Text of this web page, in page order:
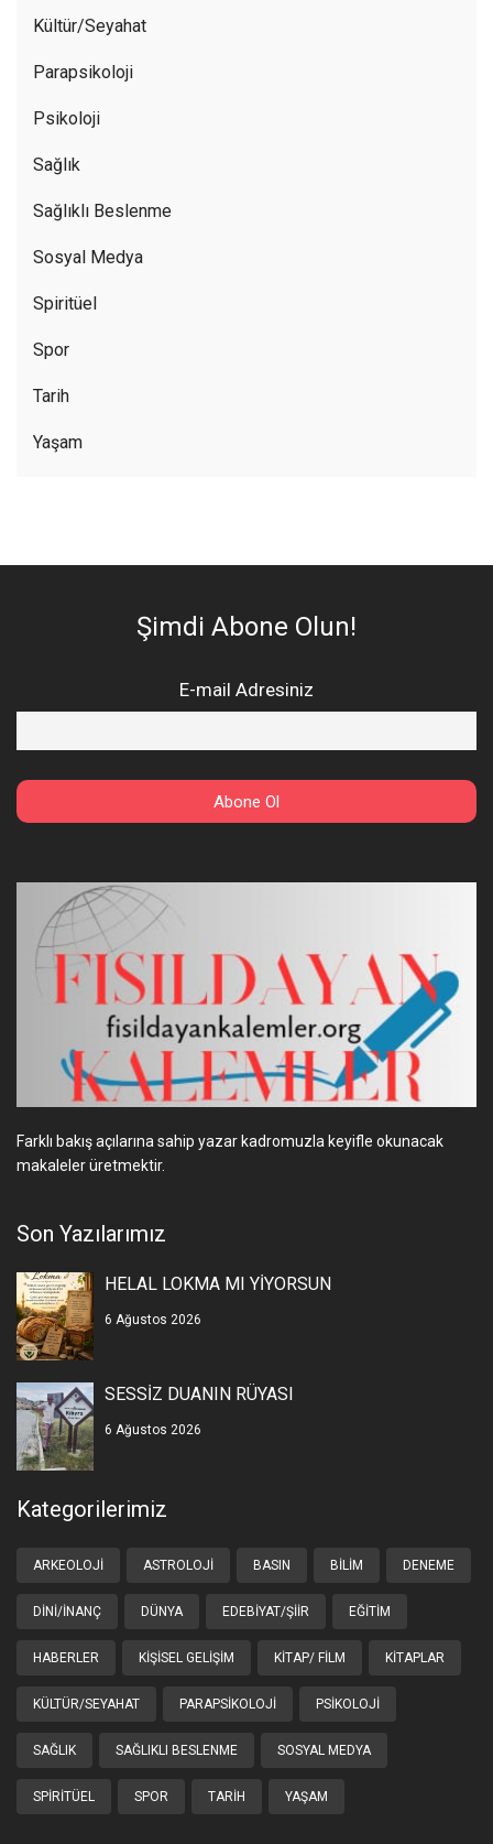
Kültür/Seyahat
Parapsikoloji
Psikoloji
Sağlık
Sağlıklı Beslenme
Sosyal Medya
Spiritüel
Spor
Tarih
Yaşam
Şimdi Abone Olun!
E-mail Adresiniz
Farklı bakış açılarına sahip yazar kadromuzla keyifle okunacak
makaleler üretmektir.
Son Yazılarımız
HELAL LOKMA MI YİYORSUN
6 Ağustos 2026
SESSİZ DUANIN RÜYASI
6 Ağustos 2026
Kategorilerimiz
ARKEOLOJI ASTROLOJI BASIN BILIM DENEME
DINI/İNANÇ DÜNYA EDEBIYAT/ŞIIR EĞITIM
HABERLER KIŞISEL GELIŞIM KITAP/ FILM KITAPLAR
KÜLTÜR/SEYAHAT PARAPSIKOLOJI PSIKOLOJI
SAĞLIK SAĞLIKLI BESLENME SOSYAL MEDYA
SPIRITÜEL SPOR TARIH YAŞAM